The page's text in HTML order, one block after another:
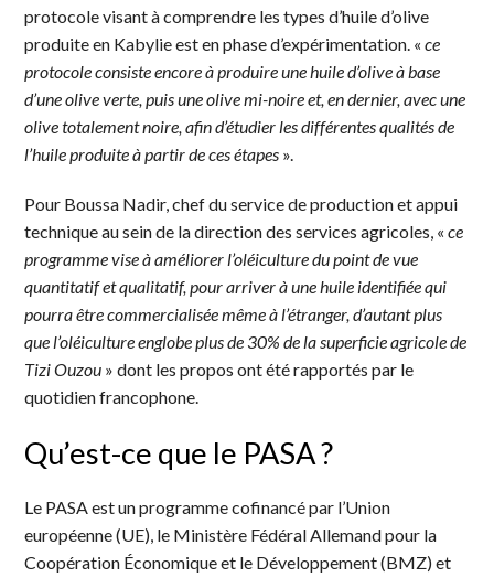
protocole visant à comprendre les types d’huile d’olive
produite en Kabylie est en phase d’expérimentation. « ce
protocole consiste encore à produire une huile d’olive à base
d’une olive verte, puis une olive mi-noire et, en dernier, avec une
olive totalement noire, afin d’étudier les différentes qualités de
l’huile produite à partir de ces étapes ».
Pour Boussa Nadir, chef du service de production et appui
technique au sein de la direction des services agricoles, «ce
programme vise à améliorer l’oléiculture du point de vue
quantitatif et qualitatif, pour arriver à une huile identifiée qui
pourra être commercialisée même à l’étranger, d’autant plus
que l’oléiculture englobe plus de 30% de la superficie agricole de
Tizi Ouzou » dont les propos ont été rapportés par le
quotidien francophone.
Qu’est-ce que le PASA ?
Le PASA est un programme cofinancé par l’Union
européenne (UE), le Ministère Fédéral Allemand pour la
Coopération Économique et le Développement (BMZ) et